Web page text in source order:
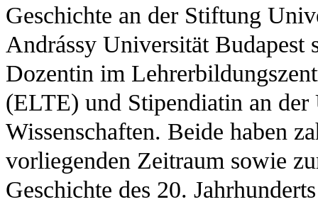
Geschichte an der Stiftung
Andrássy Universität
Dozentin im
(ELTE) und Stipendiatin an
Wissenschaften. Beide haben
vorliegenden Zeitraum sowie
Geschichte des 20.